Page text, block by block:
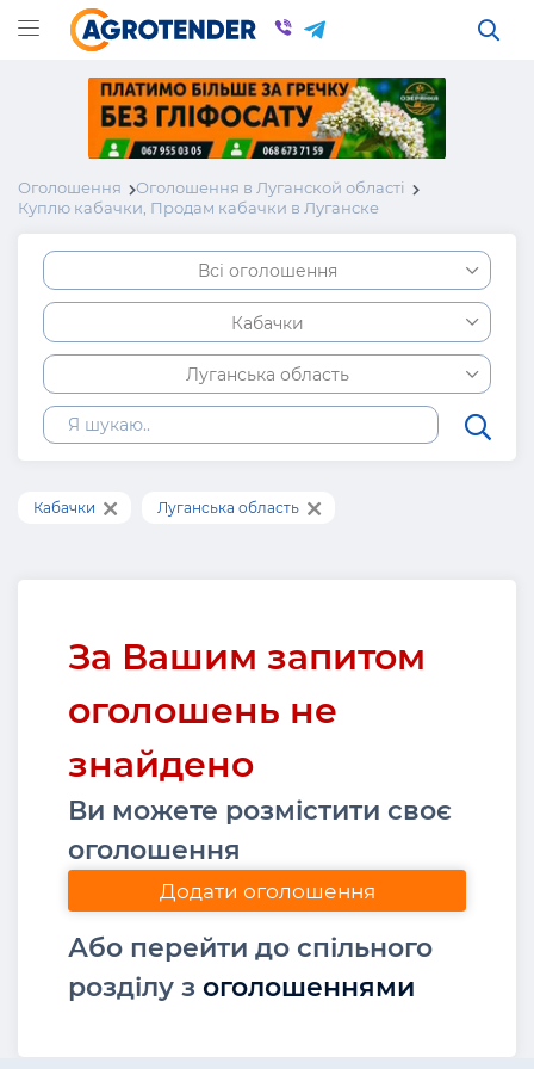
Оголошення
Оголошення в Луганской області
Куплю кабачки, Продам кабачки в Луганске
Всі оголошення
Кабачки
Луганська область
Кабачки Луганська область
За Вашим запитом
оголошень не
знайдено
Ви можете розмістити своє
оголошення
Додати оголошення
Або перейти до спільного
розділу з оголошеннями